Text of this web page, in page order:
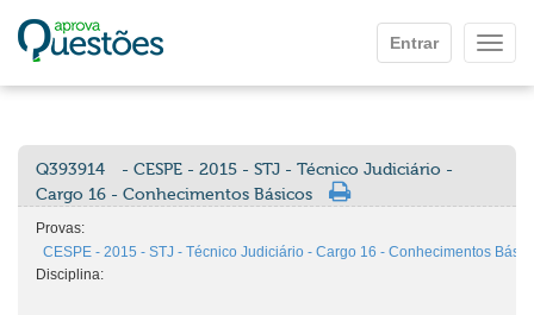
Entrar
Q393914
- CESPE - 2015 - STJ - Técnico Judiciário -
Cargo 16 - Conhecimentos Básicos
Provas:
CESPE - 2015 - STJ - Técnico Judiciário - Cargo 16 - Conhecimentos
Disciplina: